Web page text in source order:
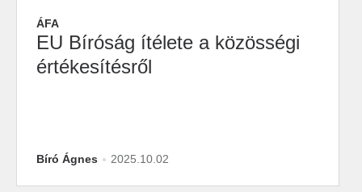
ÁFA
EU Bíróság ítélete a közösségi
értékesítésről
Bíró Ágnes 2025.10.02